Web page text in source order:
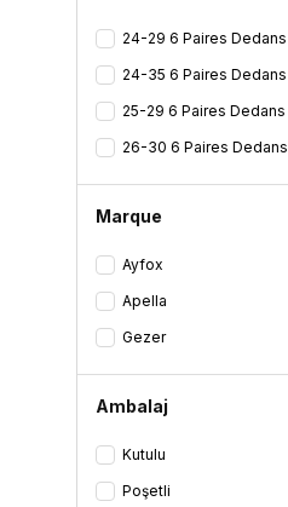
24-29 6 Paires Dedans
24-35 6 Paires Dedans
25-29 6 Paires Dedans
26-30 6 Paires Dedans
Marque
Ayfox
Apella
Gezer
Ambalaj
Kutulu
Poşetli